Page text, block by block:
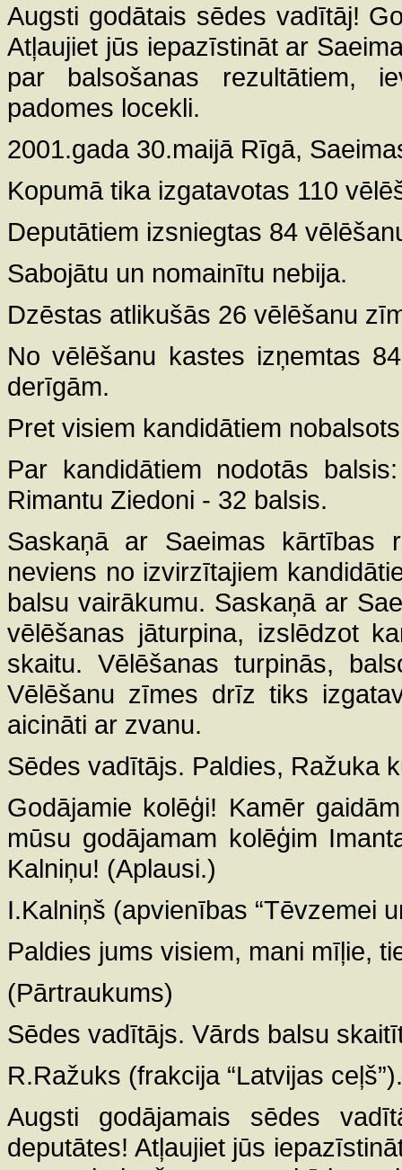
Augsti godātais sēdes vadītāj!
Atļaujiet jūs iepazīstināt ar
par balsošanas rezultātiem,
padomes locekli.
2001.gada 30.maijā Rīgā,
Kopumā tika izgatavotas 110
Deputātiem izsniegtas 84
Sabojātu un nomainītu nebija.
Dzēstas atlikušās 26 vēlēšanu
No vēlēšanu kastes izņemtas
derīgām.
Pret visiem kandidātiem
Par kandidātiem nodotās
Rimantu Ziedoni - 32 balsis.
Saskaņā ar Saeimas kārtības
neviens no izvirzītajiem
balsu vairākumu. Saskaņā ar
vēlēšanas jāturpina, izslēdzot
skaitu. Vēlēšanas turpinās,
Vēlēšanu zīmes drīz tiks
aicināti ar zvanu.
Sēdes vadītājs. Paldies, Ražuka
Godājamie kolēģi! Kamēr
mūsu godājamam kolēģim
Kalniņu! (Aplausi.)
I.Kalniņš (apvienības “Tēvzemei
Paldies jums visiem, mani mīļie,
(Pārtraukums)
Sēdes vadītājs. Vārds balsu
R.Ražuks (frakcija “Latvijas ceļš”).
Augsti godājamais sēdes
deputātes! Atļaujiet jūs